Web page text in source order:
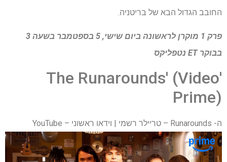
החובב הגדול הבא של בריטניה.
פרק 1 מוקרן לראשונה ביום שישי, 5 בספטמבר בשעה 3
בבוקר ET
נטפליקס
'The Runarounds' (Video
Prime)
ה- Runarounds – טריילר רשמי | וידאו ראשוני – YouTube